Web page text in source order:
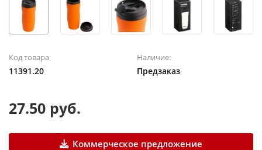
Код товара
11391.20
Наличие:
Предзаказ
27.50 руб.
Коммерческое предложение